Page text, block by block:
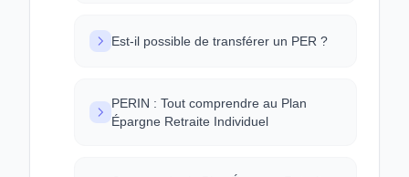
Est-il possible de transférer un PER ?
PERIN : Tout comprendre au Plan
Épargne Retraite Individuel